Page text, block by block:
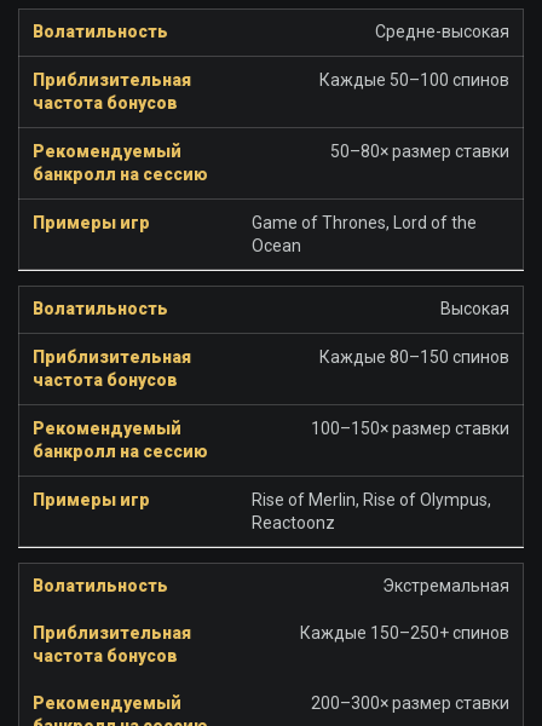
Средне-высокая
Каждые 50–100 спинов
50–80× размер ставки
Game of Thrones, Lord of the
Ocean
Высокая
Каждые 80–150 спинов
100–150× размер ставки
Rise of Merlin, Rise of Olympus,
Reactoonz
Экстремальная
Каждые 150–250+ спинов
200–300× размер ставки